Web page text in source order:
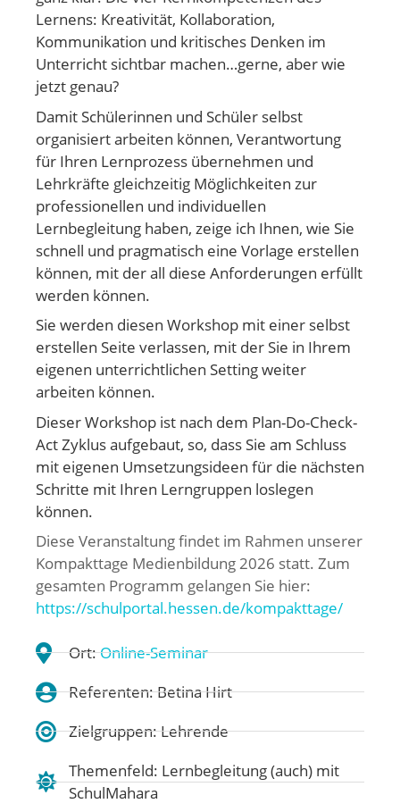
Lernens: Kreativität, Kollaboration,
Kommunikation und kritisches Denken im
Unterricht sichtbar machen…gerne, aber wie
jetzt genau?
Damit Schülerinnen und Schüler selbst
organisiert arbeiten können, Verantwortung
für Ihren Lernprozess übernehmen und
Lehrkräfte gleichzeitig Möglichkeiten zur
professionellen und individuellen
Lernbegleitung haben, zeige ich Ihnen, wie Sie
schnell und pragmatisch eine Vorlage erstellen
können, mit der all diese Anforderungen erfüllt
werden können.
Sie werden diesen Workshop mit einer selbst
erstellen Seite verlassen, mit der Sie in Ihrem
eigenen unterrichtlichen Setting weiter
arbeiten können.
Dieser Workshop ist nach dem Plan-Do-Check-
Act Zyklus aufgebaut, so, dass Sie am Schluss
mit eigenen Umsetzungsideen für die nächsten
Schritte mit Ihren Lerngruppen loslegen
können.
Diese Veranstaltung findet im Rahmen unserer
Kompakttage Medienbildung 2026 statt. Zum
gesamten Programm gelangen Sie hier:
https://schulportal.hessen.de/kompakttage/
Ort:Online-Seminar
Referenten: Betina Hirt
Zielgruppen: Lehrende
Themenfeld: Lernbegleitung (auch) mit
SchulMahara